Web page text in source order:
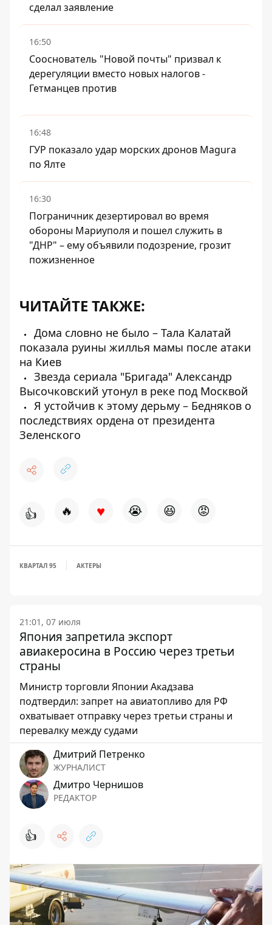
сделал заявление
16:50
Сооснователь "Новой почты" призвал к
дерегуляции вместо новых налогов -
Гетманцев против
16:48
ГУР показало удар морских дронов Magura
по Ялте
16:30
Пограничник дезертировал во время
обороны Мариуполя и пошел служить в
"ДНР" – ему объявили подозрение, грозит
пожизненное
ЧИТАЙТЕ ТАКЖЕ:
Дома словно не было – Тала Калатай
показала руины жиллья мамы после атаки
на Киев
Звезда сериала "Бригада" Александр
Высочковский утонул в реке под Москвой
Я устойчив к этому дерьму – Бедняков о
последствиях ордена от президента
Зеленского
👍 🔥 ♥ 😭 😆 😡
КВАРТАЛ 95 АКТЕРЫ
21:01, 07 июля
Япония запретила экспорт
авиакеросина в Россию через третьи
страны
Министр торговли Японии Акадзава
подтвердил: запрет на авиатопливо для РФ
охватывает отправку через третьи страны и
перевалку между судами
Дмитрий Петренко
ЖУРНАЛИСТ
Дмитро Чернишов
РЕДАКТОР
👍